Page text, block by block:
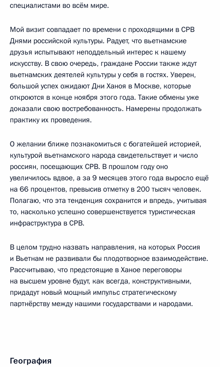
специалистами во всём мире.
Мой визит совпадает по времени с проходящими в СРВ
Днями российской культуры. Радует, что вьетнамские
друзья испытывают неподдельный интерес к нашему
искусству. В свою очередь, граждане России также ждут
вьетнамских деятелей культуры у себя в гостях. Уверен,
большой успех ожидают Дни Ханоя в Москве, которые
откроются в конце ноября этого года. Такие обмены уже
доказали свою востребованность. Намерены продолжать
практику их проведения.
О желании ближе познакомиться с богатейшей историей,
культурой вьетнамского народа свидетельствует и число
россиян, посещающих СРВ. В прошлом году оно
увеличилось вдвое, а за 9 месяцев этого года выросло ещё
на 66 процентов, превысив отметку в 200 тысяч человек.
Полагаю, что эта тенденция сохранится и впредь, учитывая
то, насколько успешно совершенствуется туристическая
инфраструктура в СРВ.
В целом трудно назвать направления, на которых Россия
и Вьетнам не развивали бы плодотворное взаимодействие.
Рассчитываю, что предстоящие в Ханое переговоры
на высшем уровне будут, как всегда, конструктивными,
придадут новый мощный импульс стратегическому
партнёрству между нашими государствами и народами.
География